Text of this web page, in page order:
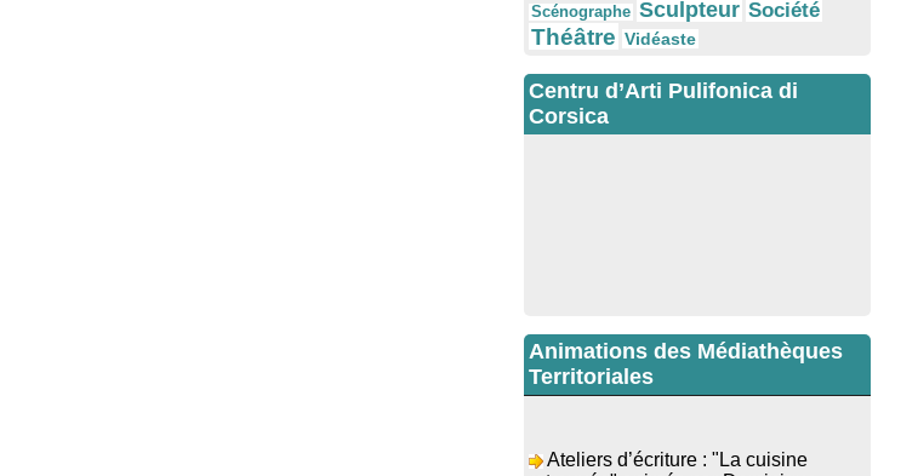
Scénographe Sculpteur Société
Théâtre Vidéaste
Centru d’Arti Pulifonica di
Corsica
Animations des Médiathèques
Territoriales
retrouvée" animés par Dominique